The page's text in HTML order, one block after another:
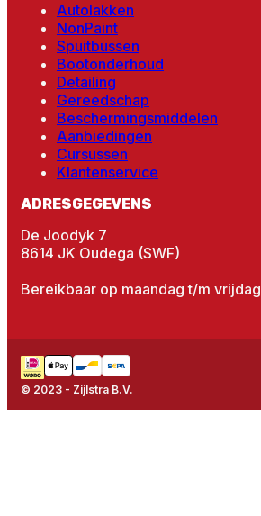
Autolakken
NonPaint
Spuitbussen
Bootonderhoud
Detailing
Gereedschap
Beschermingsmiddelen
Aanbiedingen
Cursussen
Klantenservice
ADRESGEGEVENS
De Joodyk 7
8614 JK Oudega (SWF)
Bereikbaar op maandag t/m
© 2023 - Zijlstra B.V.